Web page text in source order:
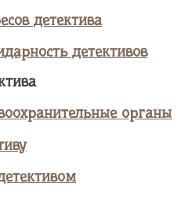
детектива
детективов
органы